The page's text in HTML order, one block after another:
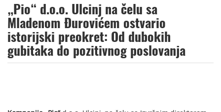
„Pio“ d.o.o. Ulcinj na čelu sa
Mladenom Đurovićem ostvario
istorijski preokret: Od dubokih
gubitaka do pozitivnog poslovanja